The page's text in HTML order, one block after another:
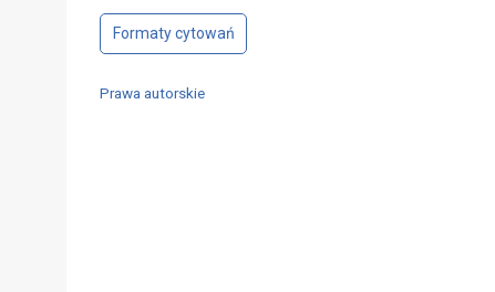
Formaty cytowań
Prawa autorskie